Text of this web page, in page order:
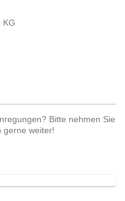
KG
Bitte nehmen Sie
gerne weiter!